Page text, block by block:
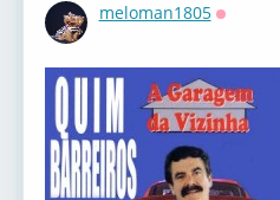
meloman1805